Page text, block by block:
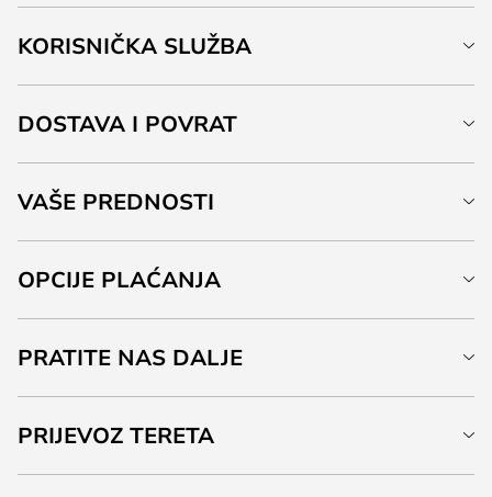
KORISNIČKA SLUŽBA
DOSTAVA I POVRAT
VAŠE PREDNOSTI
OPCIJE PLAĆANJA
PRATITE NAS DALJE
PRIJEVOZ TERETA